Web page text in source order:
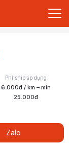
Phí ship áp dụng
6.000đ / km – min
25.000đ
Zalo